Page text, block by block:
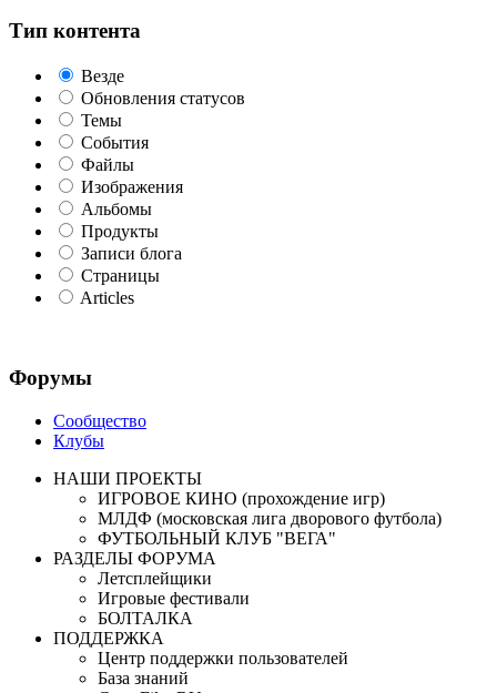
Тип контента
Везде
Обновления статусов
Темы
События
Файлы
Изображения
Альбомы
Продукты
Записи блога
Страницы
Articles
Форумы
Сообщество
Клубы
НАШИ ПРОЕКТЫ
ИГРОВОЕ КИНО (прохождение игр)
МЛДФ (московская лига дворового футбола)
ФУТБОЛЬНЫЙ КЛУБ "ВЕГА"
РАЗДЕЛЫ ФОРУМА
Летсплейщики
Игровые фестивали
БОЛТАЛКА
ПОДДЕРЖКА
Центр поддержки пользователей
База знаний